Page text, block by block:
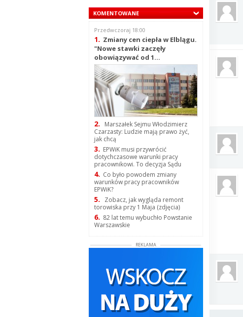
KOMENTOWANE
Przedwczoraj 18:00
1. Zmiany cen ciepła w Elblągu.
"Nowe stawki zaczęły
obowiązywać od 1...
2.
Marszałek Sejmu Włodzimierz
Czarzasty: Ludzie mają prawo żyć,
jak chcą
3. EPWiK musi przywrócić
dotychczasowe warunki pracy
pracownikowi. To decyzja Sądu
4. Co było powodem zmiany
warunków pracy pracowników
EPWiK?
5.
Zobacz, jak wygląda remont
torowiska przy 1 Maja (zdjęcia)
6. 82 lat temu wybuchło Powstanie
Warszawskie
REKLAMA